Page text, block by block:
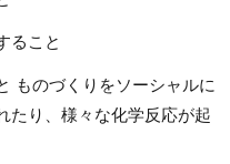
ること
ものづくりをソーシャルに
たり、様々な化学反応が起